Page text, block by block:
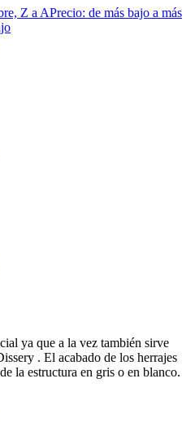
Z a APrecio: de más bajo a más
ya que a la vez también sirve
. El acabado de los herrajes
la estructura en gris o en blanco.